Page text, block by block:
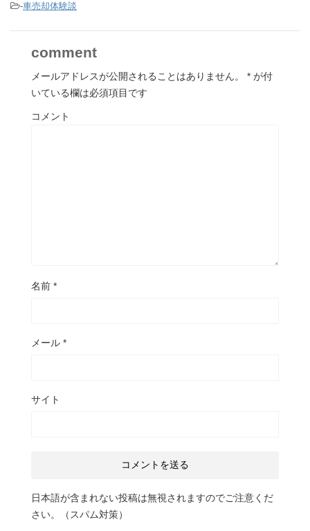
-車売却体験談
comment
メールアドレスが公開されることはありません。 * が付
いている欄は必須項目です
コメント
名前 *
メール *
サイト
日本語が含まれない投稿は無視されますのでご注意くだ
さい。（スパム対策）